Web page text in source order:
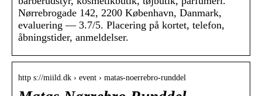
Nørrebrogade 142, 2200 København, Danmark,
evaluering — 3.7/5. Placering på kortet, telefon,
åbningstider, anmeldelser.
http s://miild.dk › event › matas-noerrebro-runddel